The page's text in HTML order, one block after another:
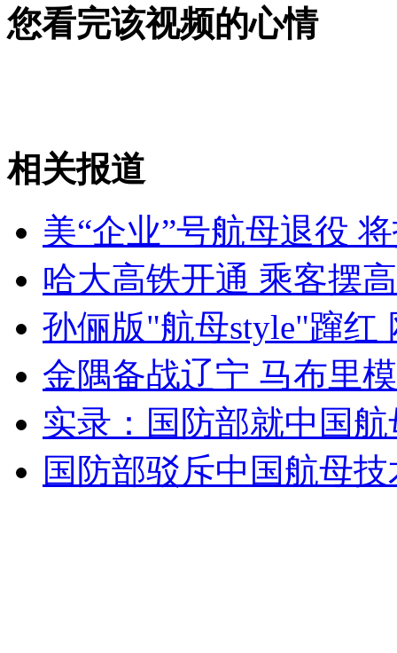
荷兰一裁判被少年球员群殴致死
女孩北京地铁殴打老人 痛下狠手拳打脚踢
无痛分娩是否安全 医生回应
外交部：反对强权政治霸凌主义
外交部：有关国家言论片面不公正
安徽一实载49人客车翻车
您看完该视频的心情
相关报道
美“企业”号航母退役
哈大高铁开通 乘客摆
孙俪版"航母style"蹿红
金隅备战辽宁 马布里
实录：国防部就中国
国防部驳斥中国航母技